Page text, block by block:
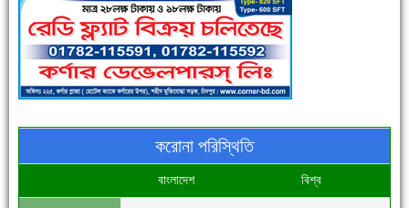
পুলিশ সদস্যদের জন্যে এসপির মৌসুমি ফল উপহার
করোনা পরিস্থিতি
বাংলাদেশ বিশ্ব